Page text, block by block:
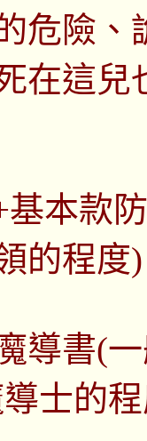
危險、
在這兒
基本款
的程度)
導書(
士的